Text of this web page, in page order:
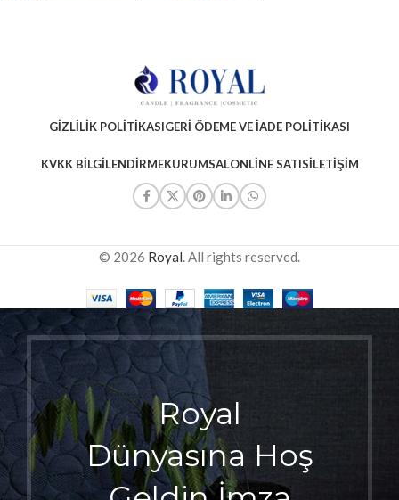
GIZLILIK POLITIKASIGERI ÖDEME VE İADE POLITIKASI
KVKK BILGILENDIRMEKURUMSALONLINE SATISİLETIŞIM
© 2026 Royal. All rights reserved.
Royal
Dünyasına Hoş